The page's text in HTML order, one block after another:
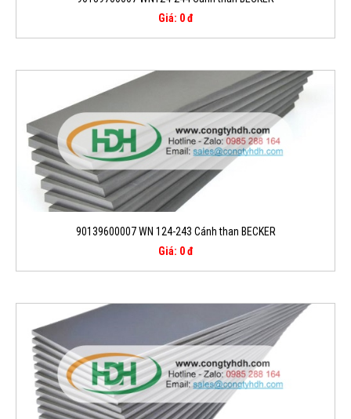
Giá: 0 đ
90139600007 WN 124-243 Cánh than BECKER
Giá: 0 đ